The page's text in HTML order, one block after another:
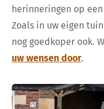
herinneringen op
Zoals in uw eigen
nog goedkoper ook.
uw wensen door.